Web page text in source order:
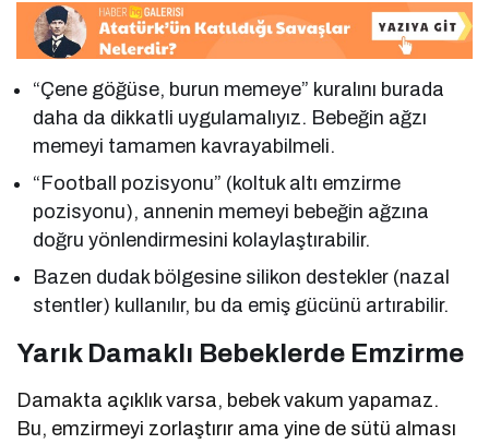
“Çene göğüse, burun memeye” kuralını burada
daha da dikkatli uygulamalıyız. Bebeğin ağzı
memeyi tamamen kavrayabilmeli.
“Football pozisyonu” (koltuk altı emzirme
pozisyonu), annenin memeyi bebeğin ağzına
doğru yönlendirmesini kolaylaştırabilir.
Bazen dudak bölgesine silikon destekler (nazal
stentler) kullanılır, bu da emiş gücünü artırabilir.
Yarık Damaklı Bebeklerde Emzirme
Damakta açıklık varsa, bebek vakum yapamaz.
Bu, emzirmeyi zorlaştırır ama yine de sütü alması